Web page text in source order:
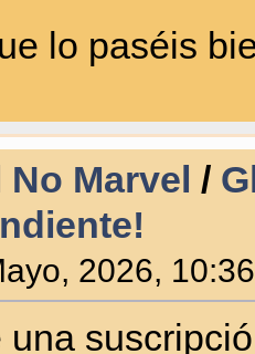
lo paséis
Marvel /
2026,
una